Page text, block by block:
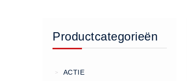
Keuringen
Bedrijfsnoodplannen
Productcategorieën
> ACTIE